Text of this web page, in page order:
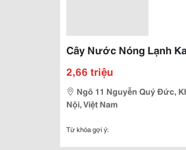
Cây Nước Nóng Lạnh
2,66 triệu
Ngõ 11 Nguyễn Quý Đức,
Nội, Việt Nam
Từ khóa gợi ý: